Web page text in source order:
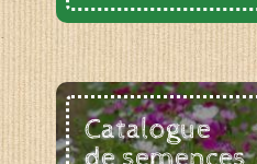
Catalogue